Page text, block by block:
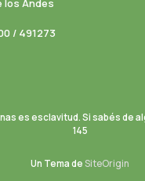
los Andes
/ 491273
es esclavitud. Si sabés de
145
Un Tema de SiteOrigin